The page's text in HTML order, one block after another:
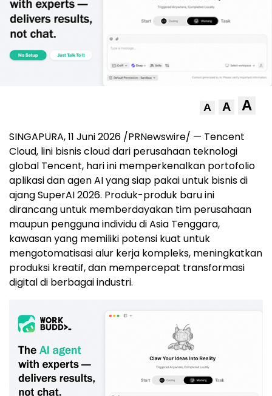
A A A
SINGAPURA, 11 Juni 2026 /PRNewswire/ — Tencent
Cloud, lini bisnis cloud dari perusahaan teknologi
global Tencent, hari ini memperkenalkan portofolio
aplikasi dan agen AI yang siap pakai untuk bisnis di
ajang SuperAI 2026. Produk-produk baru ini
dirancang untuk memberdayakan tim perusahaan
maupun pengguna individu di Asia Tenggara,
kawasan yang memiliki potensi kuat untuk
mengotomatisasi alur kerja kompleks, meningkatkan
produksi kreatif, dan mempercepat transformasi
digital di berbagai industri.